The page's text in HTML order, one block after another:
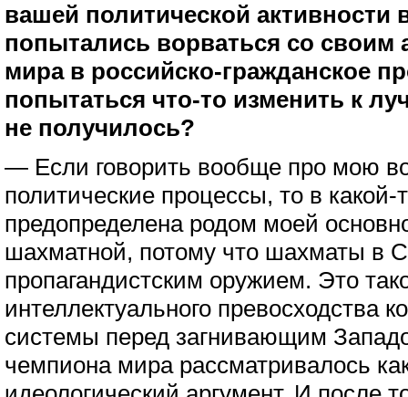
вашей политической активности
попытались ворваться со своим
мира в российско-гражданское
попытаться что-то изменить к
не получилось?
— Если говорить вообще про мою
политические процессы, то в
предопределена родом моей
шахматной, потому что шахматы в
пропагандистским оружием. Это
интеллектуального превосходства
системы перед загнивающим
чемпиона мира рассматривалось